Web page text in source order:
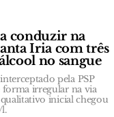
conduzir na
Iria com três
no sangue
pela PSP
forma irregular na via
inicial chegou
l.